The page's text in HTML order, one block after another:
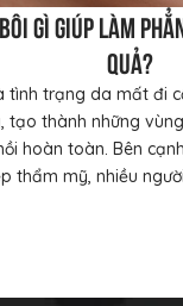
gì giúp làm
quả?
tình trạng da mất đi
tạo thành những
hoàn toàn. Bên
thẩm mỹ, nhiều